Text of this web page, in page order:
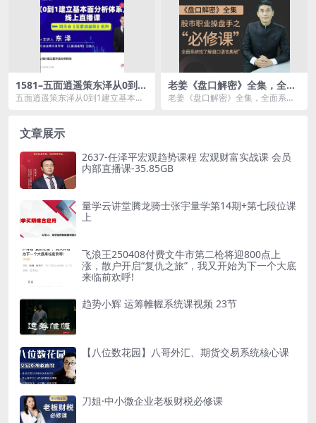
1581–五面逍遥策东泽从0到1
建立基本面分析体系期货课程
五面逍遥策东泽从0到1建立基本面
老姜《盘口解密》全集，全面
系统性了解盘口语言奥秘，股
老姜《盘口解密》全集，全面系统
文章展示
2637-任泽平宏观趋势课程 宏观财富实战课 会员
内部直播课-35.85GB
量学云讲堂腾龙骑士张宇量学第14期+第七段位课
上
飞浪王250408付费文牛市第二枪将迎800点上
涨，散户开启“复仇之旅”，我又开始为下一个大底
来临前欢呼!
趋势小辉 运筹帷幄系统课视频 23节
【八位数花园】八哥外汇、期货交易系统核心课
刀姐·中小微企业老板财税必修课